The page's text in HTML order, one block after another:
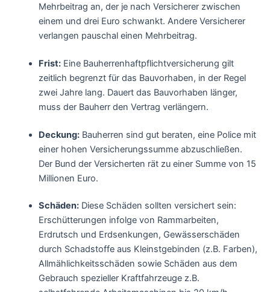
Mehrbeitrag an, der je nach Versicherer zwischen
einem und drei Euro schwankt. Andere Versicherer
verlangen pauschal einen Mehrbeitrag.
Frist:Eine Bauherrenhaftpflichtversicherung gilt
zeitlich begrenzt für das Bauvorhaben, in der Regel
zwei Jahre lang. Dauert das Bauvorhaben länger,
muss der Bauherr den Vertrag verlängern.
Deckung:Bauherren sind gut beraten, eine Police mit
einer hohen Versicherungssumme abzuschließen.
Der Bund der Versicherten rät zu einer Summe von 15
Millionen Euro.
Schäden:Diese Schäden sollten versichert sein:
Erschütterungen infolge von Rammarbeiten,
Erdrutsch und Erdsenkungen, Gewässerschäden
durch Schadstoffe aus Kleinstgebinden (z.B. Farben),
Allmählichkeitsschäden sowie Schäden aus dem
Gebrauch spezieller Kraftfahrzeuge z.B.